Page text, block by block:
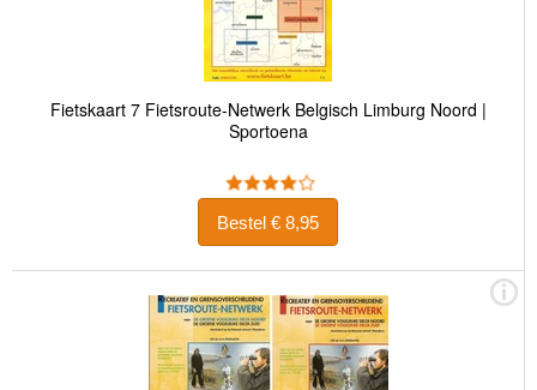
Fietskaart 7 Fietsroute-Netwerk Belgisch Limburg Noord |
Sportoena
Bestel € 8,95